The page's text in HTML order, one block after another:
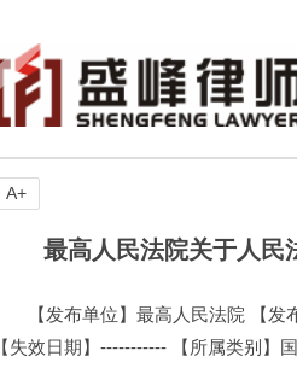
最高人民法院关于人民
【发布单位】最高人民法院 【
【失效日期】----------- 【所属类别
A+